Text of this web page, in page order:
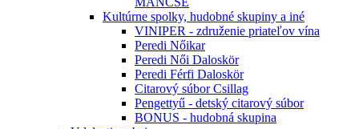
Kultúrne spolky, hudobné skupiny a iné
VINIPER - združenie priateľov vína
Peredi Nőikar
Peredi Női Daloskör
Peredi Férfi Daloskör
Citarový súbor Csillag
Pengettyű - detský citarový súbor
BONUS - hudobná skupina